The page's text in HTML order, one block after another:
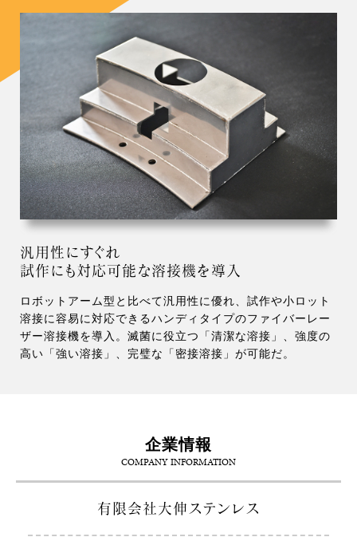
汎用性にすぐれ
試作にも対応可能な溶接機を導入
ロボットアーム型と比べて汎用性に優れ、試作や小ロット
溶接に容易に対応できるハンディタイプのファイバーレー
ザー溶接機を導入。滅菌に役立つ「清潔な溶接」、強度の
高い「強い溶接」、完璧な「密接溶接」が可能だ。
企業情報
COMPANY INFORMATION
有限会社大伸ステンレス